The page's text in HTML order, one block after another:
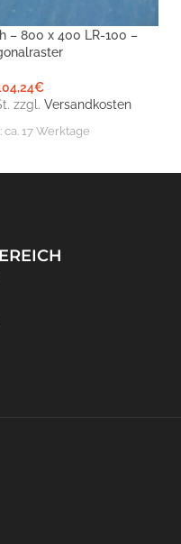
– 800 x 400 LR-100 –
€
zzgl. Versandkosten
ca. 17 Werktage